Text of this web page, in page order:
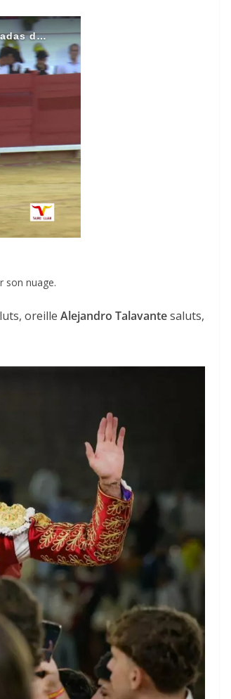
son nuage.
oreille Alejandro Talavantesaluts,
18/06/2026